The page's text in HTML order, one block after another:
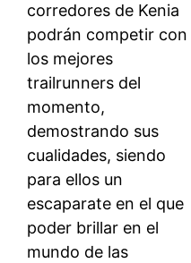
corredores de Kenia
podrán competir con
los mejores
trailrunners del
momento,
demostrando sus
cualidades, siendo
para ellos un
escaparate en el que
poder brillar en el
mundo de las